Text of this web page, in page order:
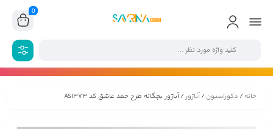
0
خانه/ دکوراسیون/آباژور/ آباژور بچگانه طرح جغد عاشق کد AS1373